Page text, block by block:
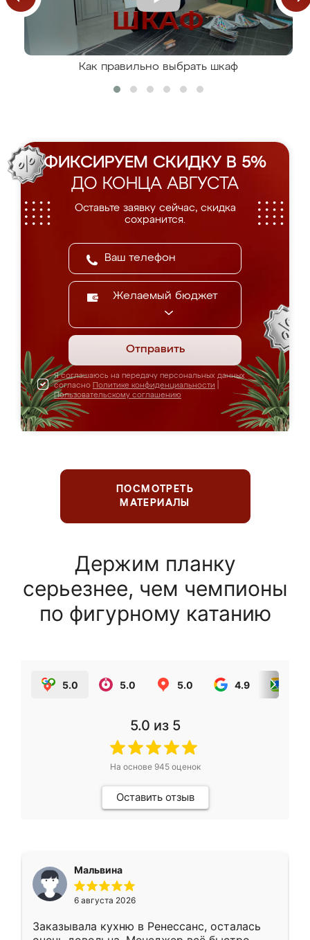
Как правильно выбрать шкаф
ФИКСИРУЕМ СКИДКУ В 5%
ДО КОНЦА АВГУСТА
Оставьте заявку сейчас, скидка
сохранится.
Желаемый бюджет
Отправить
Я соглашаюсь на передачу персональных данных
согласно Политике конфиденциальности
Пользовательскому соглашению
ПОСМОТРЕТЬ
МАТЕРИАЛЫ
Держим планку
серьезнее, чем чемпионы
по фигурному катанию
5.0 5.0 5.0 4.9
5.0 из 5
На основе 945оценок
Оставить отзыв
Мальвина
6 августа 2026
Заказывала кухню в Ренессанс, осталась